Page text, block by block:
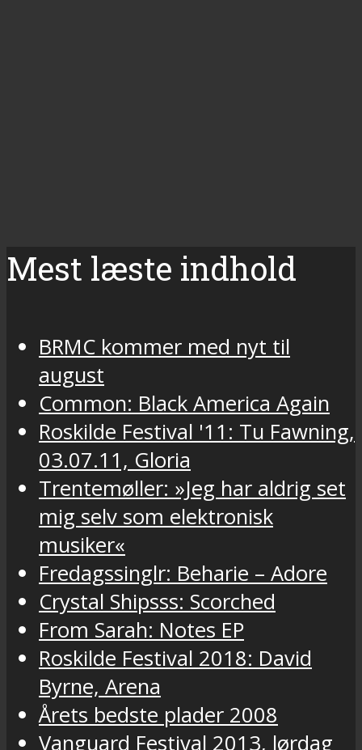
Mest læste indhold
BRMC kommer med nyt til
august
Common: Black America Again
Roskilde Festival '11: Tu Fawning,
03.07.11, Gloria
Trentemøller: »Jeg har aldrig set
mig selv som elektronisk
musiker«
Fredagssinglr: Beharie – Adore
Crystal Shipsss: Scorched
From Sarah: Notes EP
Roskilde Festival 2018: David
Byrne, Arena
Årets bedste plader 2008
Vanguard Festival 2013, lørdag